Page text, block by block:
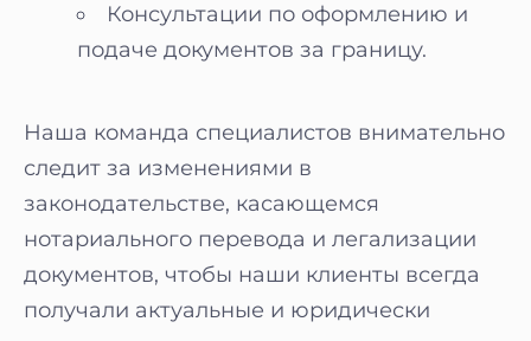
Консультации по оформлению и
подаче документов за границу.
Наша команда специалистов внимательно
следит за изменениями в
законодательстве, касающемся
нотариального перевода и легализации
документов, чтобы наши клиенты всегда
получали актуальные и юридически